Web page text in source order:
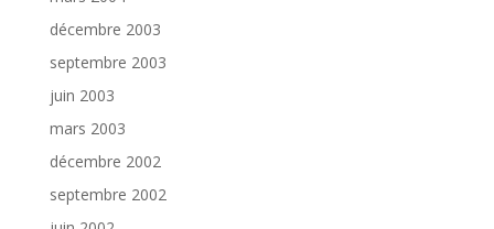
décembre 2003
septembre 2003
juin 2003
mars 2003
décembre 2002
septembre 2002